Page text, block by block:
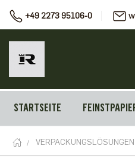
+49 2273 95106-0
STARTSEITE
VERPACKUNGSLÖSUNGEN